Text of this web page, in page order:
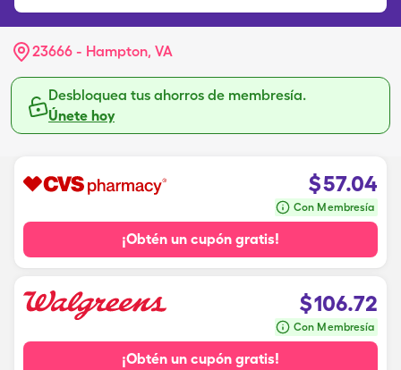
23666 - Hampton, VA
Desbloquea tus ahorros de membresía.
Únete hoy
$57.04
Con Membresía
¡Obtén un cupón gratis!
$106.72
Con Membresía
¡Obtén un cupón gratis!